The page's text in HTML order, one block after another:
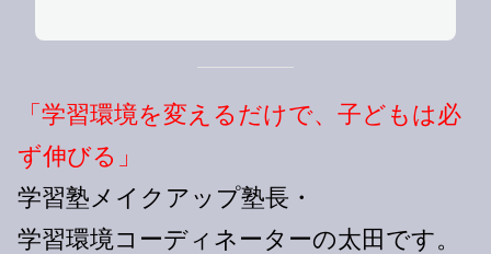
「学習環境を変えるだけで、子どもは必
ず伸びる」
学習塾メイクアップ塾長・
学習環境コーディネーターの太田です。